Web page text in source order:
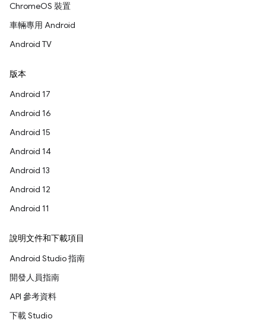
ChromeOS 裝置
車輛專用 Android
Android TV
版本
Android 17
Android 16
Android 15
Android 14
Android 13
Android 12
Android 11
說明文件和下載項目
Android Studio 指南
開發人員指南
API 參考資料
下載 Studio